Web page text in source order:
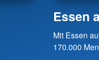
Essen
Mit Essen
170.000